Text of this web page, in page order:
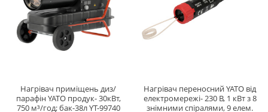
Нагрівач приміщень диз/
парафін YATO продук- 30кВт,
750 м³/год; бак-38л YT-99740
Нагрівач переносний YATO від
електромережі- 230 В, 1 кВт з 8
знімними спіралями, 9 елем.